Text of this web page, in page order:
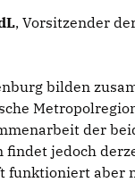
, Vorsitzender
bilden
der
findet jedoch
funktioniert aber